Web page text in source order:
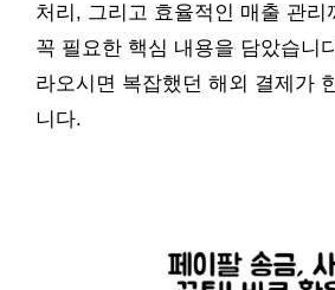
처리, 그리고 효율적인 매출 관리
꼭 필요한 핵심 내용을 담았습니
라오시면 복잡했던 해외 결제가
니다.